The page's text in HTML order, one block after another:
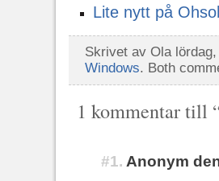
Lite nytt på
Skrivet av Ola
Windows. Both
1 kommentar till
#1. Anonym